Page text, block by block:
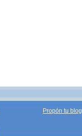
Propón tu blog